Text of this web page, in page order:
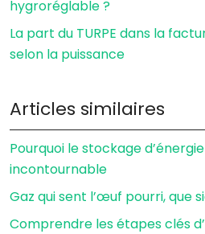
hygroréglable ?
La part du TURPE dans la
selon la puissance
Articles similaires
Pourquoi le stockage
incontournable
Gaz qui sent l’œuf pourri, que
Comprendre les étapes clés